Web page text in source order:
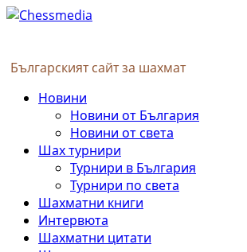
Skip
Българският сайт за шахмат
PrimaryНовини
Новини от България
Новини от света
Шах турнири
Турнири в България
Турнири по света
Шахматни книги
Интервюта
Шахматни цитати